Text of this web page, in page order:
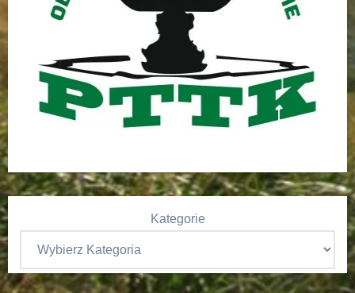
Kategorie